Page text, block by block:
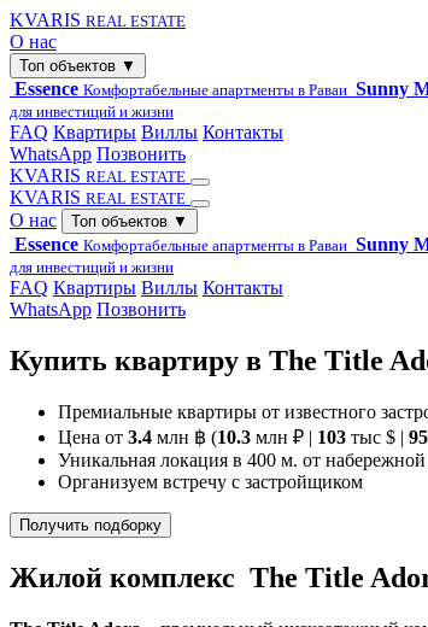
KVARIS REAL ESTATE
О нас
Топ объектов ▼
Essence Комфортабельные апартменты в Раваи Sunny
для инвестиций и жизни
FAQ Квартиры Виллы Контакты
WhatsApp Позвонить
KVARIS REAL ESTATE
KVARIS REAL ESTATE
О нас Топ объектов ▼
Essence Комфортабельные апартменты в Раваи Sunny
для инвестиций и жизни
FAQ Квартиры Виллы Контакты
WhatsApp Позвонить
Купить квартиру в The Title
Премиальные квартиры от известного
Цена от 3.4 млн ฿ (10.3 млн ₽ | 103 тыс $ | 95
Уникальная локация в 400 м. от
Организуем встречу с застройщиком
Получить подборку
Жилой комплекс The Title